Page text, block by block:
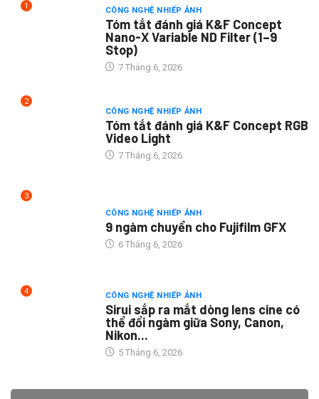
1 CÔNG NGHỆ NHIẾP ẢNH
Tóm tắt đánh giá K&F Concept
Nano-X Variable ND Filter (1–9
Stop)
7 Tháng 6, 2026
2
CÔNG NGHỆ NHIẾP ẢNH
Tóm tắt đánh giá K&F Concept RGB
Video Light
7 Tháng 6, 2026
3
CÔNG NGHỆ NHIẾP ẢNH
9 ngàm chuyển cho Fujifilm GFX
6 Tháng 6, 2026
4 CÔNG NGHỆ NHIẾP ẢNH
Sirui sắp ra mắt dòng lens cine có
thể đổi ngàm giữa Sony, Canon,
Nikon...
5 Tháng 6, 2026